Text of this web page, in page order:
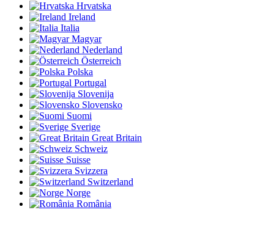
Hrvatska
Ireland
Italia
Magyar
Nederland
Österreich
Polska
Portugal
Slovenija
Slovensko
Suomi
Sverige
Great Britain
Schweiz
Suisse
Svizzera
Switzerland
Norge
România